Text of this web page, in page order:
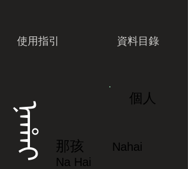
使用指引 資料目錄
ᠨᠠᡥᠠᡳ
個人
那孩
Nahai
Na Hai